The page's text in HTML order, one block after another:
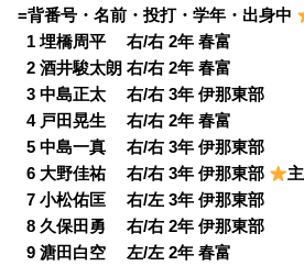
=背番号・名前・投打・学年・出身中
1 埋橋周平 右/右 2年 春富
02 酒井駿太朗 右/右 2年 春富
03 中島正太 右/右 3年 伊那東部
04 戸田晃生 右/右 2年 春富
05 中島一真 右/右 3年 伊那東部
06 大野佳祐 右/右 3年 伊那東部
07 小松佑匡 右/左 3年 伊那東部
08 久保田勇 右/右 2年 伊那東部
09 溏田白空 左/左 2年 春富